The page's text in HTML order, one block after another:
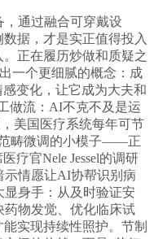
通过融合可穿戴设
据，才是实正值得投入
正在履历炒做和质疑之
一个更细腻的概念：成
变化，让它成为大夫和
做流：AI不克不及是运
美国医疗系统每年可节
畴微调的小模子——正
疗官Nele Jessel的调研
示情愿让AI协帮识别病
身手：从及时验证安
物发觉、优化临床试
实现持续性照护。节制